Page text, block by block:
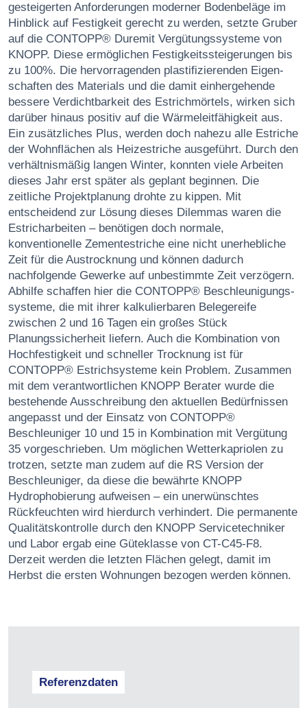
gestei­gerten Anforderungen moderner Bodenbeläge im
Hinblick auf Festigkeit gerecht zu werden, setzte Gruber
auf die CONTOPP® Duremit Vergütungssysteme von
KNOPP. Diese ermögli­chen Festigkeitssteigerungen bis
zu 100%. Die hervorragenden plastifizierenden Eigen­
schaften des Materials und die damit einhergehende
bessere Verdichtbarkeit des Estrich­mörtels, wirken sich
darüber hinaus positiv auf die Wärmeleitfähigkeit aus.
Ein zusätzliches Plus, werden doch nahezu alle Estriche
der Wohnflächen als Heizestriche ausgeführt. Durch den
verhältnismäßig langen Winter, konnten viele Arbeiten
dieses Jahr erst später als ge­plant beginnen. Die
zeitliche Projektplanung drohte zu kippen. Mit
entscheidend zur Lösung dieses Dilemmas waren die
Estricharbeiten – benötigen doch normale,
konventionelle Zementestriche eine nicht unerhebliche
Zeit für die Austrocknung und können dadurch
nachfolgende Gewerke auf unbestimmte Zeit verzögern.
Abhilfe schaffen hier die CONTOPP® Beschleunigungs­
systeme, die mit ihrer kalkulierbaren Belegereife
zwischen 2 und 16 Tagen ein großes Stück
Planungssicherheit liefern. Auch die Kombination von
Hochfestigkeit und schneller Trock­nung ist für
CONTOPP® Estrichsysteme kein Problem. Zusammen
mit dem verantwortlichen KNOPP Berater wurde die
bestehende Ausschreibung den aktuellen Bedürfnissen
ange­passt und der Einsatz von CONTOPP®
Beschleuniger 10 und 15 in Kombination mit Vergü­tung
35 vorgeschrieben. Um möglichen Wetterkapriolen zu
trotzen, setzte man zudem auf die RS Version der
Beschleuniger, da diese die bewährte KNOPP
Hydrophobierung auf­weisen – ein unerwünschtes
Rückfeuchten wird hierdurch verhindert. Die permanente
Quali­tätskontrolle durch den KNOPP Servicetechniker
und Labor ergab eine Güteklasse von CT-C45-F8.
Derzeit werden die letzten Flächen gelegt, damit im
Herbst die ersten Wohnungen bezogen werden können.
Referenzdaten